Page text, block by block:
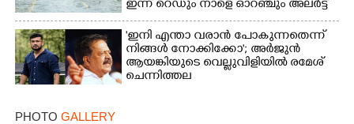
ഇന്ന് റെ‌ഡും നാളെ ഓറഞ്ചും അലർട്ട്
'ഇനി എന്താ വരാൻ പോകുന്നതെന്ന്
നിങ്ങൾ നോക്കിക്കോ'; അർജുൻ
ആയങ്കിയുടെ വെല്ലുവിളിയിൽ രമേശ്
ചെന്നിത്തല
PHOTO GALLERY